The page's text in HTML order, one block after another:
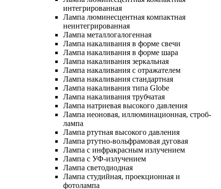
интегрированная
Лампа люминесцентная компактная
неинтегрированная
Лампа металлогалогенная
Лампа накаливания в форме свечи
Лампа накаливания в форме шара
Лампа накаливания зеркальная
Лампа накаливания с отражателем
Лампа накаливания стандартная
Лампа накаливания типа Globe
Лампа накаливания трубчатая
Лампа натриевая высокого давления
Лампа неоновая, иллюминационная, строб-
лампа
Лампа ртутная высокого давления
Лампа ртутно-вольфрамовая дуговая
Лампа с инфракрасным излучением
Лампа с УФ-излучением
Лампа светодиодная
Лампа студийная, проекционная и
фотолампа